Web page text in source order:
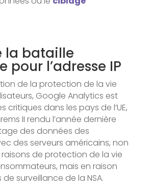
la bataille
pour l’adresse IP
de la protection de la vie
Google Analytics est
critiques dans les pays de l’UE,
II rendu l’année dernière
des données des
des serveurs américains, non
de protection de la vie
mais en raison
surveillance de la NSA.